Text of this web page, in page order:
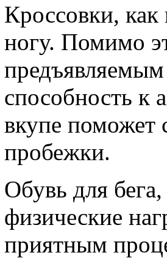
Кроссовки,
ногу. Помимо
предъявляемым
способность к
вкупе поможет
пробежки.
Обувь для
физические
приятным